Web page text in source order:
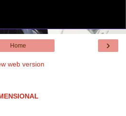
›
Home
web version